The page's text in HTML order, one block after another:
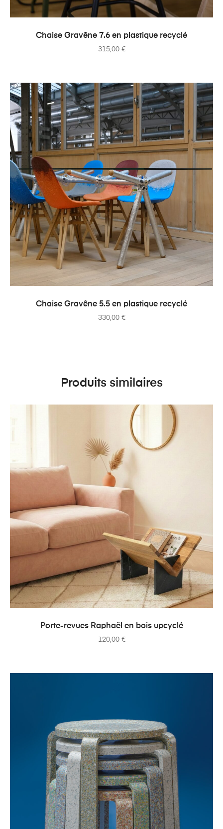
AJOUTER AU PANIER
Chaise Gravêne 7.6 en plastique recyclé
315,00 €
AJOUTER AU PANIER
Chaise Gravêne 5.5 en plastique recyclé
330,00 €
Produits similaires
AJOUTER AU PANIER
Porte-revues Raphaël en bois upcyclé
120,00 €